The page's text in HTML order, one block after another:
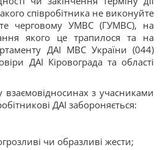
співробітника не виконуйте
черговому УМВС (ГУМВС), на
якого це трапилося та на
ДАІ МВС України (044)
ДАІ Кіровограда та області
з учасниками
ДАІ забороняється:
чи образливі жести;